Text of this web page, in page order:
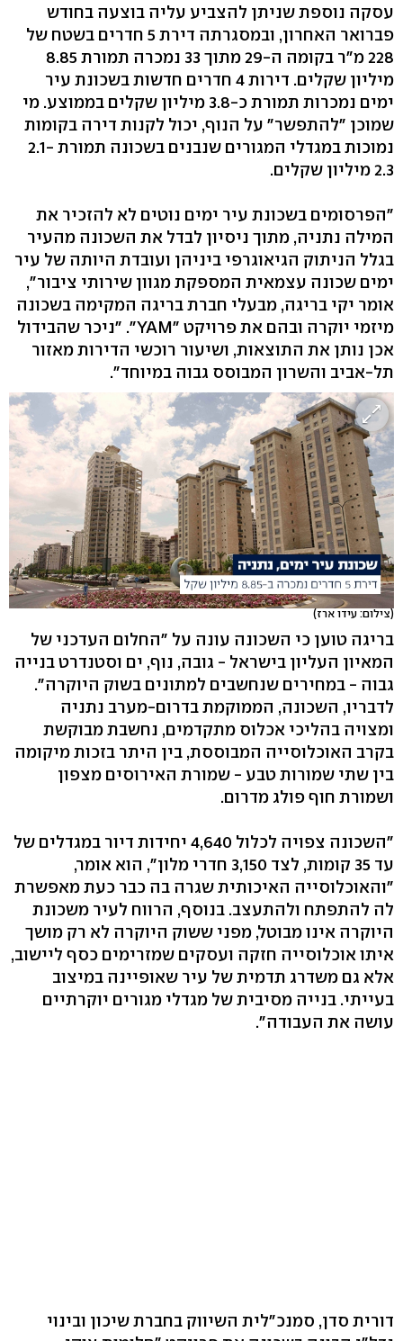
עסקה נוספת שניתן להצביע עליה בוצעה בחודש
פברואר האחרון, ובמסגרתה דירת 5 חדרים בשטח של
228 מ"ר בקומה ה-29 מתוך 33 נמכרה תמורת 8.85
מיליון שקלים. דירות 4 חדרים חדשות בשכונת עיר
ימים נמכרות תמורת כ-3.8 מיליון שקלים בממוצע. מי
שמוכן "להתפשר" על הנוף, יכול לקנות דירה בקומות
נמוכות במגדלי המגורים שנבנים בשכונה תמורת 2.1-
2.3 מיליון שקלים.
"הפרסומים בשכונת עיר ימים נוטים לא להזכיר את
המילה נתניה, מתוך ניסיון לבדל את השכונה מהעיר
בגלל הניתוק הגיאוגרפי ביניהן ועובדת היותה של עיר
ימים שכונה עצמאית המספקת מגוון שירותי ציבור",
אומר יקי בריגה, מבעלי חברת בריגה המקימה בשכונה
מיזמי יוקרה ובהם את פרויקט "YAM". "ניכר שהבידול
אכן נותן את התוצאות, ושיעור רוכשי הדירות מאזור
תל-אביב והשרון המבוסס גבוה במיוחד".
(צילום: עידו ארז)
בריגה טוען כי השכונה עונה על "החלום העדכני של
המאיון העליון בישראל - גובה, נוף, ים וסטנדרט בנייה
גבוה - במחירים שנחשבים למתונים בשוק היוקרה".
לדבריו, השכונה, הממוקמת בדרום-מערב נתניה
ומצויה בהליכי אכלוס מתקדמים, נחשבת מבוקשת
בקרב האוכלוסייה המבוססת, בין היתר בזכות מיקומה
בין שתי שמורות טבע - שמורת האירוסים מצפון
ושמורת חוף פולג מדרום.
"השכונה צפויה לכלול 4,640 יחידות דיור במגדלים של
עד 35 קומות, לצד 3,150 חדרי מלון", הוא אומר,
"והאוכלוסייה האיכותית שגרה בה כבר כעת מאפשרת
לה להתפתח ולהתעצב. בנוסף, הרווח לעיר משכונת
היוקרה אינו מבוטל, מפני ששוק היוקרה לא רק מושך
איתו אוכלוסייה חזקה ועסקים שמזרימים כסף ליישוב,
אלא גם משדרג תדמית של עיר שאופיינה במיצוב
בעייתי. בנייה מסיבית של מגדלי מגורים יוקרתיים
עושה את העבודה".
דורית סדן, סמנכ"לית השיווק בחברת שיכון ובינוי